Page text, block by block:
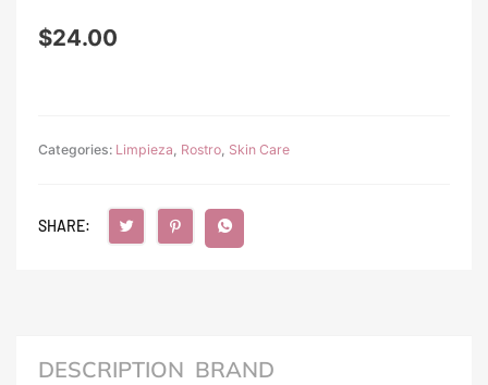
$24.00
Categories: Limpieza, Rostro, Skin Care
SHARE:
DESCRIPTION BRAND